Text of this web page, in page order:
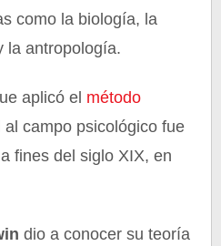
como la biología, la
la antropología.
aplicó el método
al campo psicológico fue
a fines del siglo XIX, en
dio a conocer su teoría